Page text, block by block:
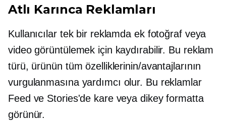
Atlı Karınca Reklamları
Kullanıcılar tek bir reklamda ek fotoğraf veya
video görüntülemek için kaydırabilir. Bu reklam
türü, ürünün tüm özelliklerinin/avantajlarının
vurgulanmasına yardımcı olur. Bu reklamlar
Feed ve Stories'de kare veya dikey formatta
görünür.